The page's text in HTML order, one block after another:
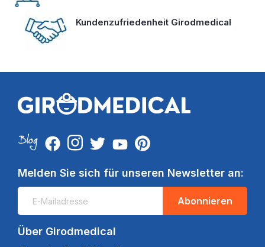
Kundenzufriedenheit Girodmedical
Melden Sie sich für unseren Newsletter an:
Abonnieren
Über Girodmedical